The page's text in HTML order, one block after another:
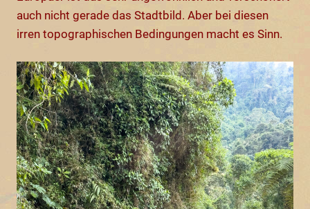
auch nicht gerade das Stadtbild. Aber bei diesen
irren topographischen Bedingungen macht es Sinn.